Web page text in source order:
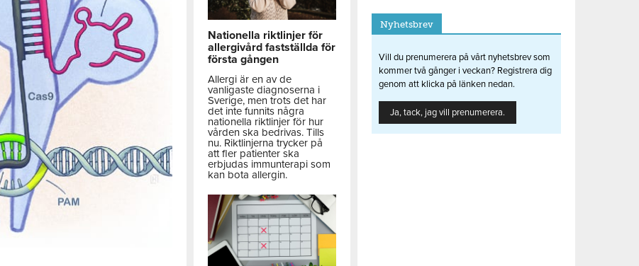
Nationella riktlinjer för
allergivård fastställda för
första gången
Allergi är en av de
vanligaste diagnoserna i
Sverige, men trots det har
det inte funnits några
nationella riktlinjer för hur
vården ska bedrivas. Tills
nu. Riktlinjerna trycker på
att fler patienter ska
erbjudas immunterapi som
kan bota allergin.
Nyhetsbrev
Vill du prenumerera på vårt nyhetsbrev som
kommer två gånger i veckan? Registrera dig
genom att klicka på länken nedan.
Ja, tack, jag vill prenumerera.